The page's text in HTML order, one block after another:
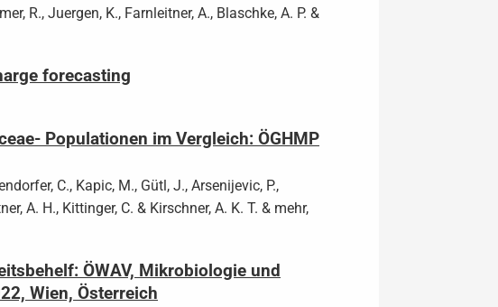
R., Juergen, K., Farnleitner, A., Blaschke, A. P. &
forecasting
Populationen im Vergleich: ÖGHMP
C., Kapic, M., Gütl, J., Arsenijevic, P.,
A. H., Kittinger, C. & Kirschner, A. K. T. & mehr,
ÖWAV, Mikrobiologie und
Wien, Österreich